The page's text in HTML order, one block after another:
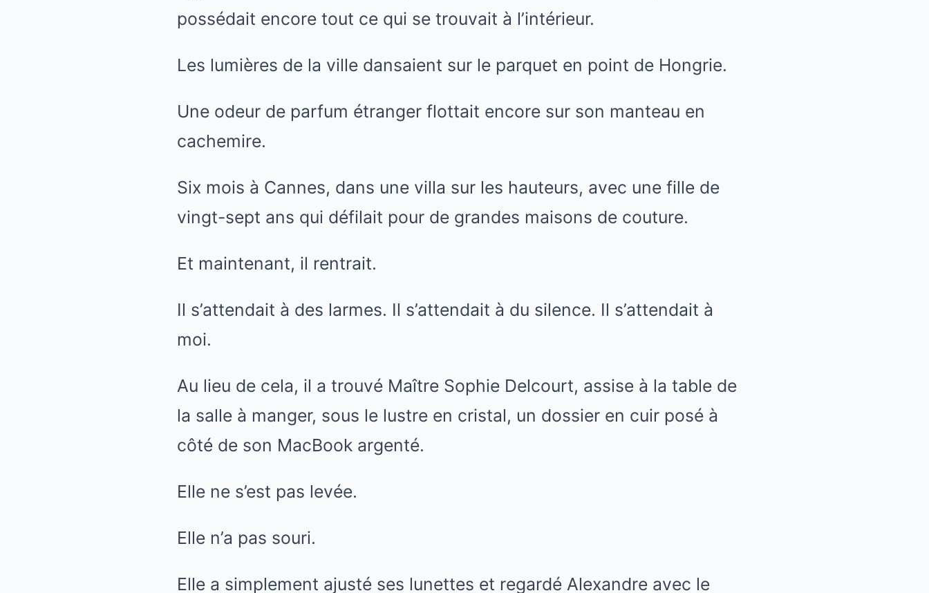
possédait encore tout ce qui se trouvait à l’intérieur.
Les lumières de la ville dansaient sur le parquet en point de Hongrie.
Une odeur de parfum étranger flottait encore sur son manteau en
cachemire.
Six mois à Cannes, dans une villa sur les hauteurs, avec une fille de
vingt-sept ans qui défilait pour de grandes maisons de couture.
Et maintenant, il rentrait.
Il s’attendait à des larmes. Il s’attendait à du silence. Il s’attendait à
moi.
Au lieu de cela, il a trouvé Maître Sophie Delcourt, assise à la table de
la salle à manger, sous le lustre en cristal, un dossier en cuir posé à
côté de son MacBook argenté.
Elle ne s’est pas levée.
Elle n’a pas souri.
Elle a simplement ajusté ses lunettes et regardé Alexandre avec le